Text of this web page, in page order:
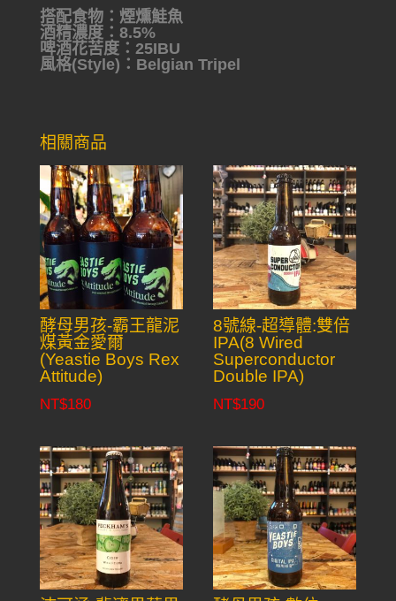
搭配食物：煙燻鮭魚
酒精濃度：8.5%
啤酒花苦度：25IBU
風格(Style)：Belgian Tripel
相關商品
酵母男孩-霸王龍泥
煤黃金愛爾
(Yeastie Boys Rex
Attitude)
NT$180
8號線-超導體:雙倍
IPA(8 Wired
Superconductor
Double IPA)
NT$190